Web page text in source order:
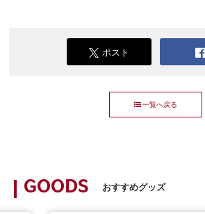
ポスト
一覧へ戻る
GOODS おすすめグッズ